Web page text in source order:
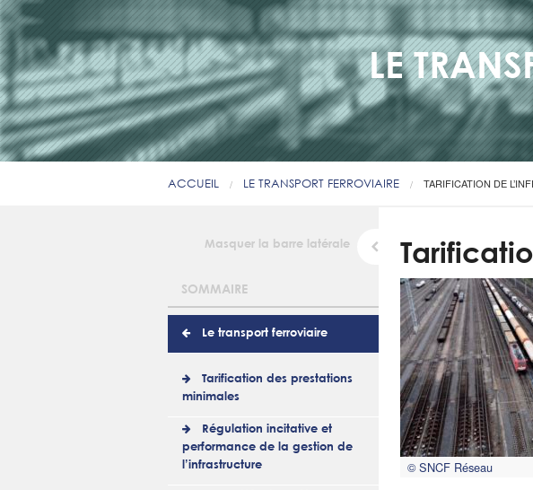
LE
ACCUEIL LE TRANSPORT FERROVIAIRE TARIFICATION DE
Masquer la barre latérale
SOMMAIRE
Le transport ferroviaire
Tarification des prestations
minimales
Régulation incitative et
performance de la gestion de
l’infrastructure
© SNCF Réseau